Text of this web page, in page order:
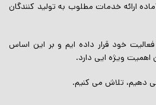
ارائه خدمات مطلوب به تولید کنندگان
خود قرار داده ایم و بر این اساس
اهمیت ویژه ایی دارد.
دهیم، تلاش می کنیم.